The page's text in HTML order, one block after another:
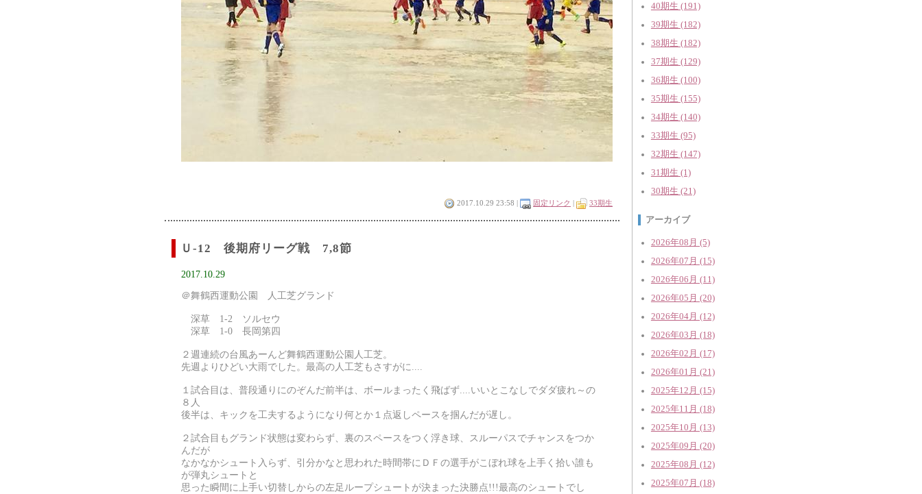
2017.10.29 23:58 | 固定リンク | 33期生
Ｕ-12 後期府リーグ戦 7,8節
2017.10.29
＠舞鶴西運動公園 人工芝グランド
深草 1-2 ソルセウ
深草 1-0 長岡第四
２週連続の台風あーんど舞鶴西運動公園人工芝。
先週よりひどい大雨でした。最高の人工芝もさすがに....
１試合目は、普段通りにのぞんだ前半は、ボールまったく飛ばず....いいとこなしでダダ疲れ～の
８人
後半は、キックを工夫するようになり何とか１点返しペースを掴んだが遅し。
２試合目もグランド状態は変わらず、裏のスペースをつく浮き球、スルーパスでチャンスをつか
んだが
なかなかシュート入らず、引分かなと思われた時間帯にＤＦの選手がこぼれ球を上手く拾い誰も
が弾丸シュートと
思った瞬間に上手い切替しからの左足ループシュートが決まった決勝点!!!最高のシュートでし
40期生 (191)
39期生 (182)
38期生 (182)
37期生 (129)
36期生 (100)
35期生 (155)
34期生 (140)
33期生 (95)
32期生 (147)
31期生 (1)
30期生 (21)
アーカイブ
2026年08月 (5)
2026年07月 (15)
2026年06月 (11)
2026年05月 (20)
2026年04月 (12)
2026年03月 (18)
2026年02月 (17)
2026年01月 (21)
2025年12月 (15)
2025年11月 (18)
2025年10月 (13)
2025年09月 (20)
2025年08月 (12)
2025年07月 (18)